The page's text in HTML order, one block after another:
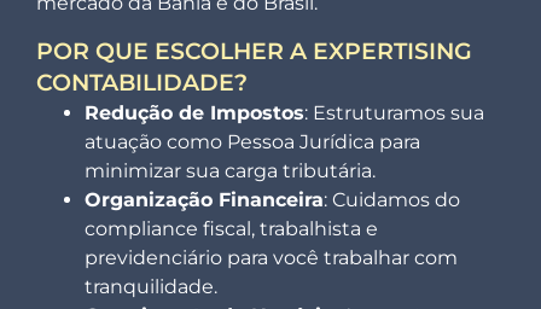
POR QUE ESCOLHER A EXPERTISING
CONTABILIDADE?
Redução de Impostos: Estruturamos sua
atuação como Pessoa Jurídica para
minimizar sua carga tributária.
Organização Financeira: Cuidamos do
compliance fiscal, trabalhista e
previdenciário para você trabalhar com
tranquilidade.